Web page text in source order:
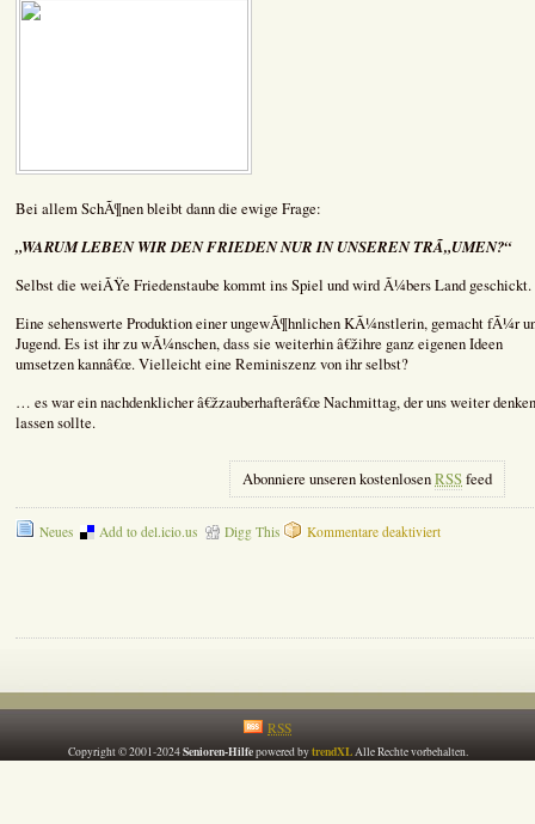
Bei allem SchÃ¶nen bleibt dann die ewige Frage:
„WARUM LEBEN WIR DEN FRIEDEN NUR IN UNSEREN TRÃ„UMEN?“
Selbst die weiÃŸe Friedenstaube kommt ins Spiel und wird Ã¼bers Land geschickt.
Eine sehenswerte Produktion einer ungewÃ¶hnlichen KÃ¼nstlerin, gemacht fÃ¼r
Jugend. Es ist ihr zu wÃ¼nschen, dass sie weiterhin â€žihre ganz eigenen Ideen
umsetzen kannâ€œ. Vielleicht eine Reminiszenz von ihr selbst?
… es war ein nachdenklicher â€žzauberhafterâ€œ Nachmittag, der uns weiter denken
lassen sollte.
Abonniere unseren kostenlosenRSSfeed
Neues Add to del.icio.us Digg This Kommentare deaktiviertfür
RSS
Copyright © 2001-2024Senioren-Hilfepowered bytrendXLAlle Rechte vorbehalten.